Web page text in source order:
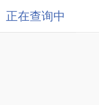
正在查询中